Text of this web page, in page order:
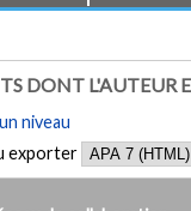
DONT L'AUTEUR
niveau
exporter